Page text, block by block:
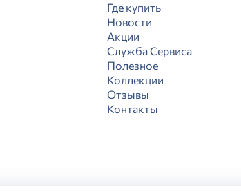
Где купить
Новости
Акции
Служба Сервиса
Полезное
Коллекции
Отзывы
Контакты